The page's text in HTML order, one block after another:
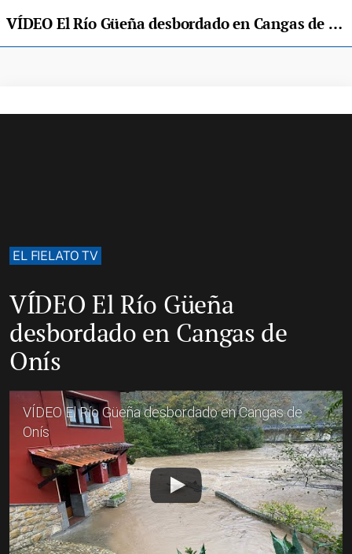
VÍDEO El Río Güeña desbordado en Cangas de Onís
EL FIELATO TV
VÍDEO El Río Güeña
desbordado en Cangas de
Onís
VÍDEO El Río Güeña desbordado en Cangas de
Onís